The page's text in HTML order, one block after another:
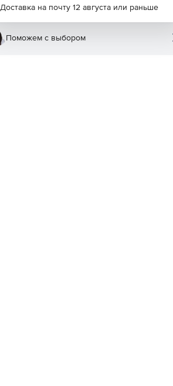
Доставка на почту 12 августа или раньше
Поможем с выбором